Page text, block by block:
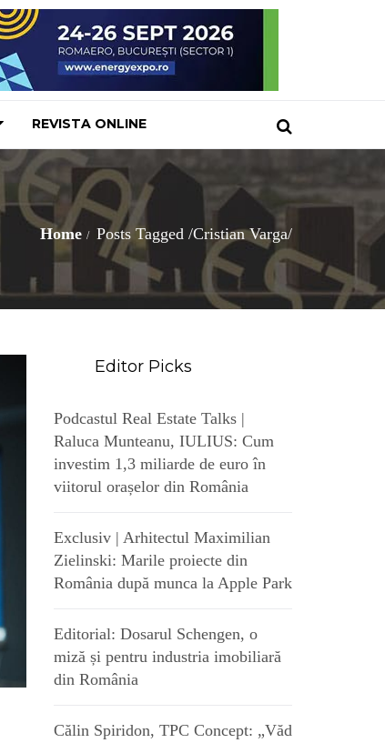
REVISTA ONLINE
Home Posts Tagged /Cristian Varga/
Editor Picks
Podcastul Real Estate Talks |
Raluca Munteanu, IULIUS: Cum
investim 1,3 miliarde de euro în
viitorul orașelor din România
Exclusiv | Arhitectul Maximilian
Zielinski: Marile proiecte din
România după munca la Apple Park
Editorial: Dosarul Schengen, o
miză și pentru industria imobiliară
din România
Călin Spiridon, TPC Concept: „Văd